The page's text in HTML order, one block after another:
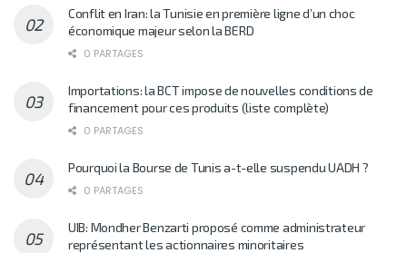
Conflit en Iran: la Tunisie en première ligne d’un choc
économique majeur selon la BERD
0 PARTAGES
Importations: la BCT impose de nouvelles conditions de
financement pour ces produits (liste complète)
0 PARTAGES
Pourquoi la Bourse de Tunis a-t-elle suspendu UADH ?
0 PARTAGES
UIB: Mondher Benzarti proposé comme administrateur
représentant les actionnaires minoritaires